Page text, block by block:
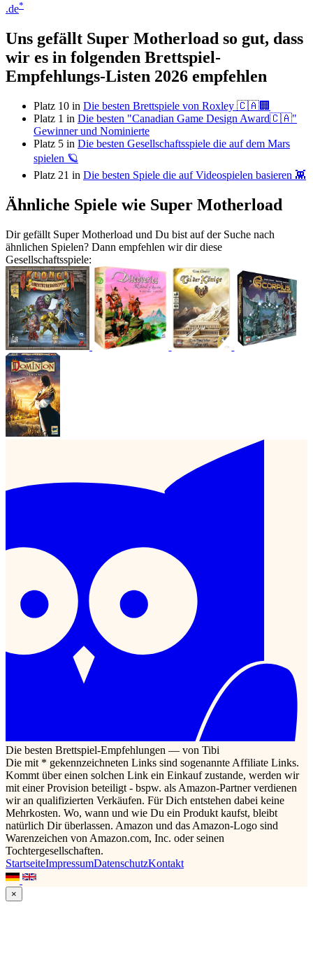
.de*
Uns gefällt Super Motherload so gut, dass
wir es in folgenden Brettspiel-
Empfehlungs-Listen 2026 empfehlen
Platz 10 in Die besten Brettspiele von Roxley 🇨🇦🏢
Platz 1 in Die besten "Canadian Game Design Award🇨🇦"
Gewinner und Nominierte
Platz 5 in Die besten Gesellschaftsspiele die auf dem Mars
spielen 🪐
Platz 21 in Die besten Spiele die auf Videospielen basieren 👾
Ähnliche Spiele wie Super Motherload
Dir gefällt Super Motherload und Du bist auf der Suche nach
ähnlichen Spielen? Dann empfehlen wir dir diese
Gesellschaftsspiele:
Die besten Brettspiel-Empfehlungen — von Tibi
Die mit * gekennzeichneten Links sind sogenannte Affiliate Links.
Kommt über einen solchen Link ein Einkauf zustande, werden wir
mit einer Provision beteiligt - bspw. als Amazon-Partner verdienen
wir an qualifizierten Verkäufen. Für Dich entstehen dabei keine
Mehrkosten. Wo, wann und wie Du ein Produkt kaufst, bleibt
natürlich Dir überlassen. Amazon und das Amazon-Logo sind
Warenzeichen von Amazon.com, Inc. oder seinen
Tochtergesellschaften.
StartseiteImpressumDatenschutzKontakt
×